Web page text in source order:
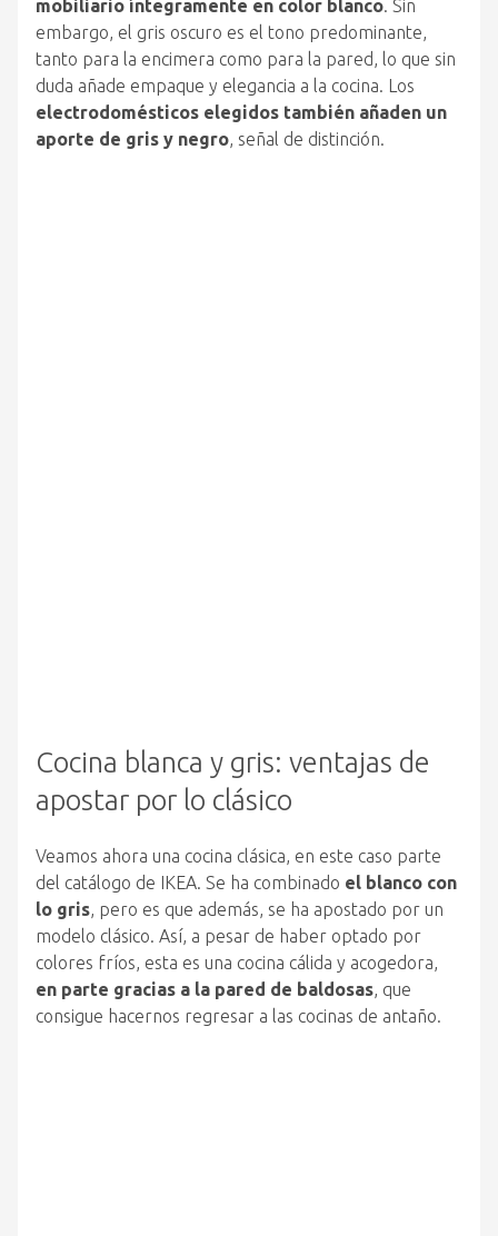
mobiliario íntegramente en color blanco. Sin
embargo, el gris oscuro es el tono predominante,
tanto para la encimera como para la pared, lo que sin
duda añade empaque y elegancia a la cocina. Los
electrodomésticos elegidos también añaden un
aporte de gris y negro, señal de distinción.
Cocina blanca y gris: ventajas de
apostar por lo clásico
Veamos ahora una cocina clásica, en este caso parte
del catálogo de IKEA. Se ha combinado el blanco con
lo gris, pero es que además, se ha apostado por un
modelo clásico. Así, a pesar de haber optado por
colores fríos, esta es una cocina cálida y acogedora,
en parte gracias a la pared de baldosas, que
consigue hacernos regresar a las cocinas de antaño.